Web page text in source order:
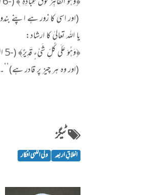
(اور اسی کا زور ہے اپنے
یا اللہ تعالیٰ کا ارشاد:
﴿وَهُوَ عَلَى كُلِّ شَيْءٍ قَدِيرٌ﴾ (-5 المائدہ: 120)
(اور وہ ہر چیز پر قادر ہے)‘‘۔
ٹیگز
اخلاقِ اربعہ ولی اللہی افکار